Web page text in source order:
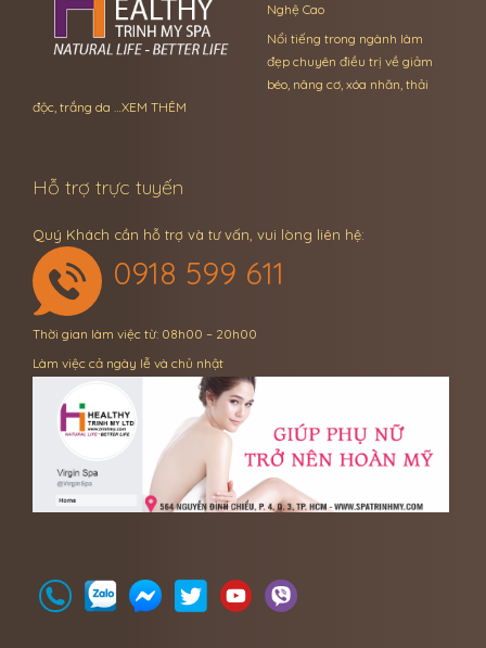
Nghệ Cao
Nổi tiếng trong ngành làm
đẹp chuyên điều trị về giảm
béo, nâng cơ, xóa nhăn, thải
độc, trắng da …XEM THÊM
Hỗ trợ trực tuyến
Quý Khách cần hỗ trợ và tư vấn, vui lòng liên hệ:
0918 599 611
Thời gian làm việc từ: 08h00 – 20h00
Làm việc cả ngày lễ và chủ nhật